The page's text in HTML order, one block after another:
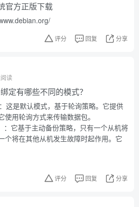
官方正版下载
评分 回复 分享
读
定有哪些不同的模式？
这是默认模式，基于轮询策略。它提供
用轮询方式来传输数据包。
：它基于主动备份策略，只有一个从机将
个将在其他从机发生故障时起作用。它
评分 回复 分享